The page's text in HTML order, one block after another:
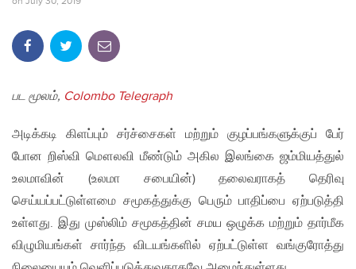
பட மூலம், Colombo Telegraph
அடிக்கடி கிளப்பும் சர்ச்சைகள் மற்றும் குழப்பங்களுக்குப் பேர்
போன றிஸ்வி மௌலவி மீண்டும் அகில இலங்கை ஜம்மியத்துல்
உலமாவின் (உலமா சபையின்) தலைவராகத் தெரிவு
செய்யப்பட்டுள்ளமை சமூகத்துக்கு பெரும் பாதிப்பை ஏற்படுத்தி
உள்ளது. இது முஸ்லிம் சமூகத்தின் சமய ஒழுக்க மற்றும் தார்மீக
விழுமியங்கள் சார்ந்த விடயங்களில் ஏற்பட்டுள்ள வங்குரோத்து